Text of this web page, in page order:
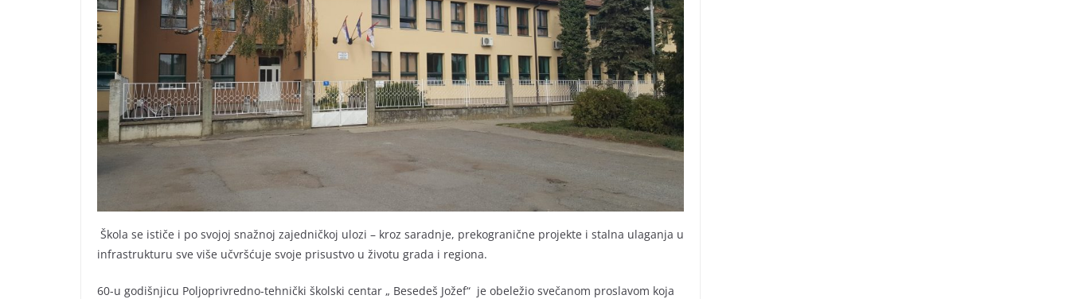
Škola se ističe i po svojoj snažnoj zajedničkoj ulozi – kroz saradnje, prekogranične projekte i stalna ulaganja u
infrastrukturu sve više učvršćuje svoje prisustvo u životu grada i regiona.
60-u godišnjicu Poljoprivredno-tehnički školski centar „ Besedeš Jožef“ je obeležio svečanom proslavom koja